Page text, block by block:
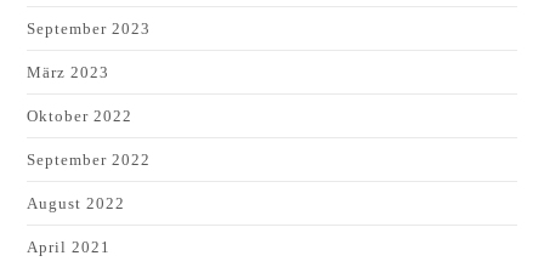
September 2023
März 2023
Oktober 2022
September 2022
August 2022
April 2021